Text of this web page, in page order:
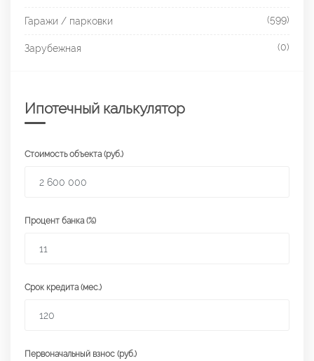
Гаражи / парковки (599)
Зарубежная (0)
Ипотечный калькулятор
Стоимость объекта (руб.)
Процент банка (%)
Срок кредита (мес.)
Первоначальный взнос (руб.)